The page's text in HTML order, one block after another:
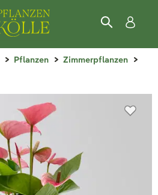
Pflanzen
Zimmerpflanzen